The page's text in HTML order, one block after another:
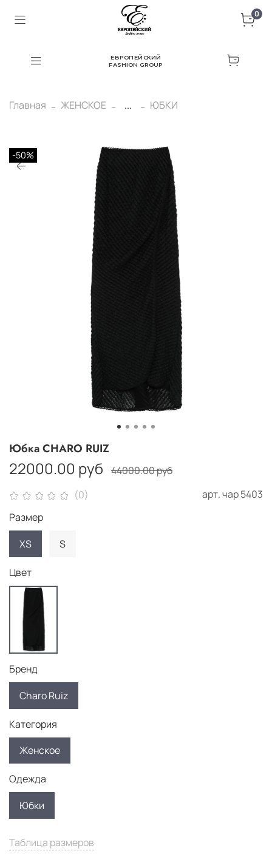
0
ЕВРОПЕЙСКИЙ
FASHION GROUP
Главная ЖЕНСКОЕ ... ЮБКИ
-50%
(0) арт.чар 5403
Юбка CHARO RUIZ
22000.00 руб 44000.00 руб
Таблица размеров
Размер
XS
S
Цвет
Бренд
Charo Ruiz
Категория
Женское
Одежда
Юбки